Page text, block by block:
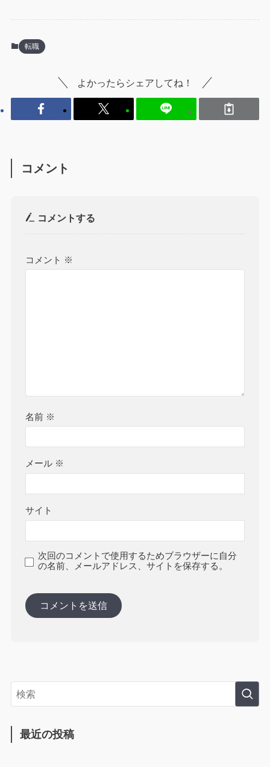
転職
よかったらシェアしてね！
コメント
コメントする
コメント ※
名前 ※
メール ※
サイト
次回のコメントで使用するためブラウザーに自分
の名前、メールアドレス、サイトを保存する。
最近の投稿